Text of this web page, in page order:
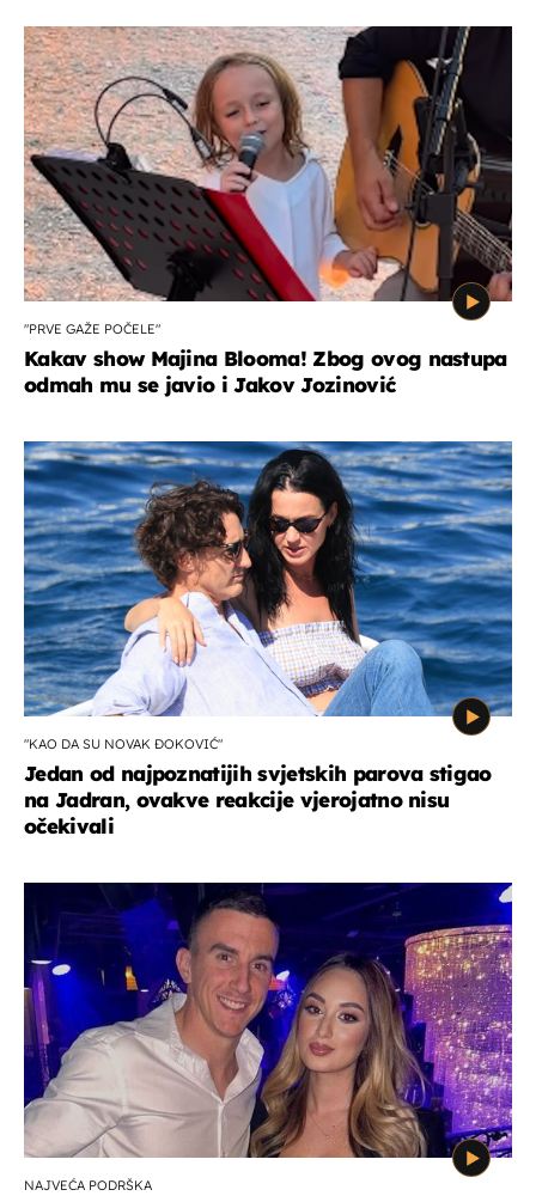
"PRVE GAŽE POČELE"
Kakav show Majina Blooma! Zbog ovog nastupa
odmah mu se javio i Jakov Jozinović
"KAO DA SU NOVAK ĐOKOVIĆ"
Jedan od najpoznatijih svjetskih parova stigao
na Jadran, ovakve reakcije vjerojatno nisu
očekivali
NAJVEĆA PODRŠKA